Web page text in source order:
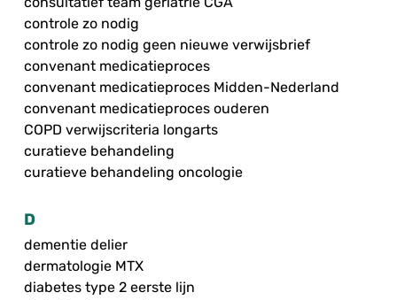
controle zo nodig
controle zo nodig geen nieuwe verwijsbrief
convenant medicatieproces
convenant medicatieproces Midden-Nederland
convenant medicatieproces ouderen
COPD verwijscriteria longarts
curatieve behandeling
curatieve behandeling oncologie
D
dementie delier
dermatologie MTX
diabetes type 2 eerste lijn